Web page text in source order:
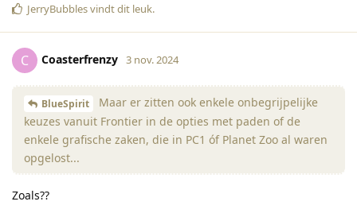
JerryBubblesvindt dit leuk.
C Coasterfrenzy 3 nov. 2024
BlueSpirit
Maar er zitten ook enkele onbegrijpelijke
keuzes vanuit Frontier in de opties met paden of de
enkele grafische zaken, die in PC1 óf Planet Zoo al waren
opgelost...
Zoals??